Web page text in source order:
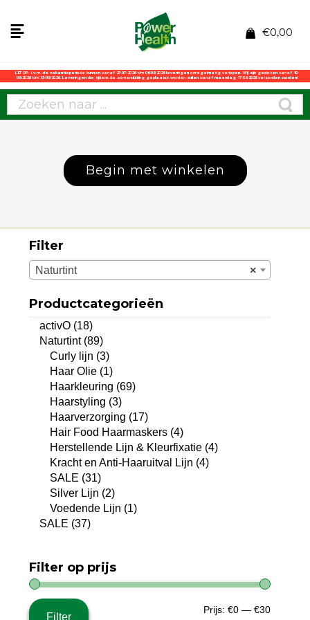
€0,00
LET OP: i.v.m. de vakantieperiode kunnen vanaf 27-07-2026 t/m 06-08-2026 leveringen onregelmatig verlopen. Wij zijn gesloten vanaf 10-
08-2026 t/m 13-08-2026. Leveringen die tijdens de zomersluiting geplaatst worden zullen vanaf maandag 17-08-2026 verzonden worden!
Begin met winkelen
Filter
×
Naturtint
Productcategorieën
activO (18)
Naturtint (89)
Curly lijn (3)
Haar Olie (1)
Haarkleuring (69)
Haarstyling (3)
Haarverzorging (17)
Hair Food Haarmaskers (4)
Herstellende Lijn & Kleurfixatie (4)
Kracht en Anti-Haaruitval Lijn (4)
SALE (31)
Silver Lijn (2)
Voedende Lijn (1)
SALE (37)
Filter op prijs
Min.
Max.
Filter
Prijs: €0 — €30